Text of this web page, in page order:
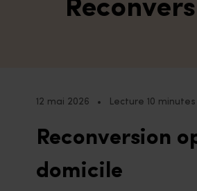
12 mai 2026 • Lecture 10 minutes
Reconversion
domicile